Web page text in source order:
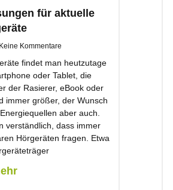
für aktuelle
Keine Kommentare
findet man heutzutage
oder Tablet, die
der Rasierer, eBook oder
immer größer, der Wunsch
aber auch.
verständlich, dass immer
Hörgeräten fragen. Etwa